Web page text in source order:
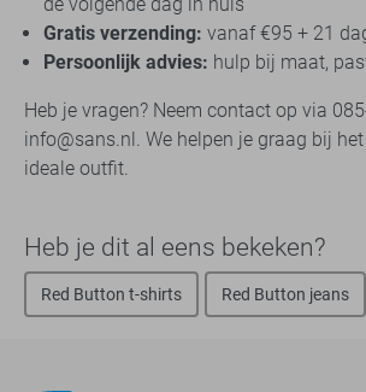
Gratis verzending: vanaf €95 + 21
Persoonlijk advies: hulp bij maat,
Heb je vragen? Neem contact op via
info@sans.nl. We helpen je graag bij
ideale outfit.
Heb je dit al eens bekeken?
Red Button t-shirts Red Button jeans